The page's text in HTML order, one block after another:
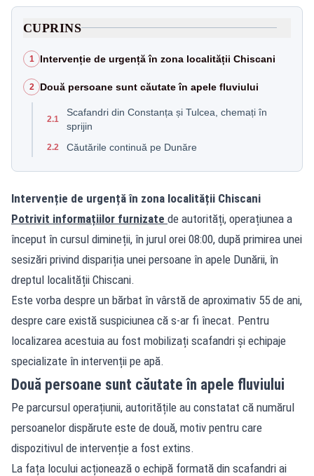
CUPRINS
1 Intervenție de urgență în zona localității Chiscani
2 Două persoane sunt căutate în apele fluviului
2.1
Scafandri din Constanța și Tulcea, chemați în
sprijin
2.2 Căutările continuă pe Dunăre
Intervenție de urgență în zona localității Chiscani
Potrivit informațiilor furnizate de autorități, operațiunea a
început în cursul dimineții, în jurul orei 08:00, după primirea unei
sesizări privind dispariția unei persoane în apele Dunării, în
dreptul localității Chiscani.
Este vorba despre un bărbat în vârstă de aproximativ 55 de ani,
despre care există suspiciunea că s-ar fi înecat. Pentru
localizarea acestuia au fost mobilizați scafandri și echipaje
specializate în intervenții pe apă.
Două persoane sunt căutate în apele fluviului
Pe parcursul operațiunii, autoritățile au constatat că numărul
persoanelor dispărute este de două, motiv pentru care
dispozitivul de intervenție a fost extins.
La fața locului acționează o echipă formată din scafandri ai